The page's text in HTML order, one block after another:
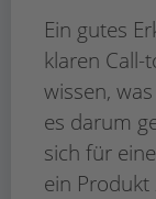
Ein gutes
klaren Call-
wissen,
es darum
sich für
ein Produkt